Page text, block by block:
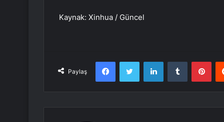
Kaynak: Xinhua / Güncel
Paylaş
FacebookTwitter LinkedInTumblr